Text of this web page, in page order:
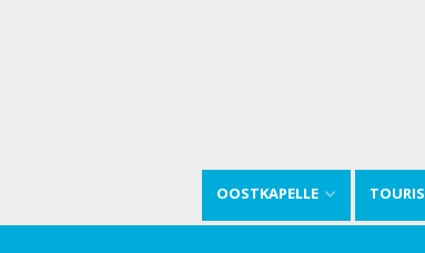
OOSTKAPELLE